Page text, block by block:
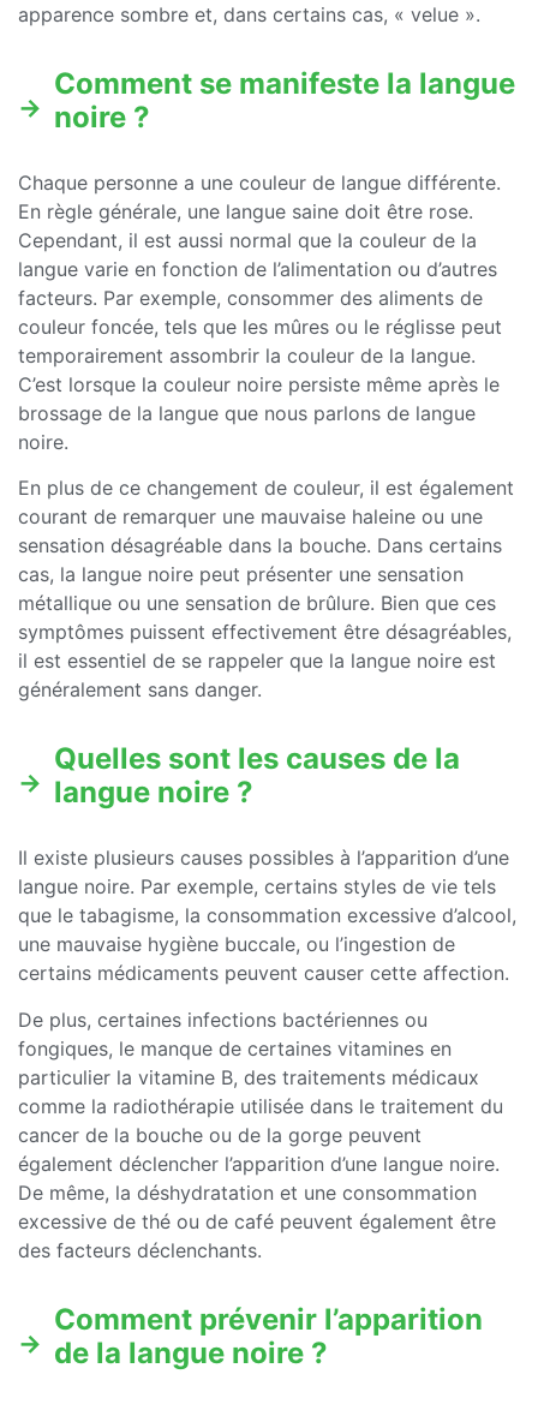
apparence sombre et, dans certains cas, « velue ».
Comment se manifeste la langue
noire ?
Chaque personne a une couleur de langue différente.
En règle générale, une langue saine doit être rose.
Cependant, il est aussi normal que la couleur de la
langue varie en fonction de l’alimentation ou d’autres
facteurs. Par exemple, consommer des aliments de
couleur foncée, tels que les mûres ou le réglisse peut
temporairement assombrir la couleur de la langue.
C’est lorsque la couleur noire persiste même après le
brossage de la langue que nous parlons de langue
noire.
En plus de ce changement de couleur, il est également
courant de remarquer une mauvaise haleine ou une
sensation désagréable dans la bouche. Dans certains
cas, la langue noire peut présenter une sensation
métallique ou une sensation de brûlure. Bien que ces
symptômes puissent effectivement être désagréables,
il est essentiel de se rappeler que la langue noire est
généralement sans danger.
Quelles sont les causes de la
langue noire ?
Il existe plusieurs causes possibles à l’apparition d’une
langue noire. Par exemple, certains styles de vie tels
que le tabagisme, la consommation excessive d’alcool,
une mauvaise hygiène buccale, ou l’ingestion de
certains médicaments peuvent causer cette affection.
De plus, certaines infections bactériennes ou
fongiques, le manque de certaines vitamines en
particulier la vitamine B, des traitements médicaux
comme la radiothérapie utilisée dans le traitement du
cancer de la bouche ou de la gorge peuvent
également déclencher l’apparition d’une langue noire.
De même, la déshydratation et une consommation
excessive de thé ou de café peuvent également être
des facteurs déclenchants.
Comment prévenir l’apparition
de la langue noire ?